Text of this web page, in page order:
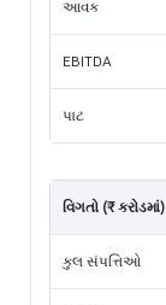
આવક
EBITDA
પાટ
વિગતો (₹ કરોડમાં)
કુલ સંપત્તિઓ